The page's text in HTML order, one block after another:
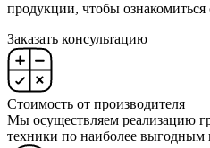
продукции, чтобы
Заказать консультацию
Стоимость от производителя
Мы осуществляем реализацию
техники по наиболее выгодным